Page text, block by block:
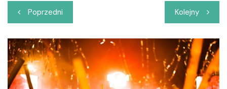
Nawigacja
wpisu
Poprzedni Kolejny